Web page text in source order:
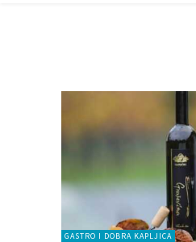
GASTRO I DOBRA KAPLJICA